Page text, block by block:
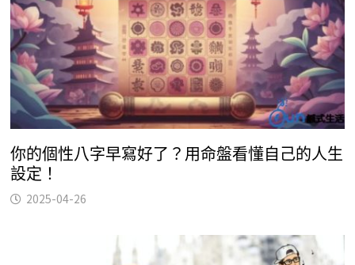
你的個性八字早寫好了？用命盤看懂自己的人生
設定！
2025-04-26